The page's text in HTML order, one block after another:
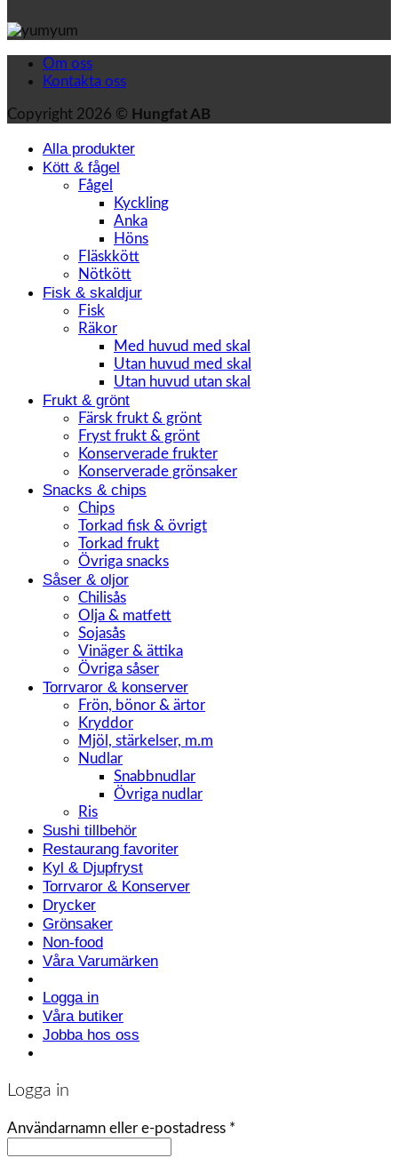
Om oss
Kontakta oss
Copyright 2026 © Hungfat AB
Alla produkter
Kött & fågel
Fågel
Kyckling
Anka
Höns
Fläskkött
Nötkött
Fisk & skaldjur
Fisk
Räkor
Med huvud med skal
Utan huvud med skal
Utan huvud utan skal
Frukt & grönt
Färsk frukt & grönt
Fryst frukt & grönt
Konserverade frukter
Konserverade grönsaker
Snacks & chips
Chips
Torkad fisk & övrigt
Torkad frukt
Övriga snacks
Såser & oljor
Chilisås
Olja & matfett
Sojasås
Vinäger & ättika
Övriga såser
Torrvaror & konserver
Frön, bönor & ärtor
Kryddor
Mjöl, stärkelser, m.m
Nudlar
Snabbnudlar
Övriga nudlar
Ris
Sushi tillbehör
Restaurang favoriter
Kyl & Djupfryst
Torrvaror & Konserver
Drycker
Grönsaker
Non-food
Våra Varumärken
Logga in
Våra butiker
Jobba hos oss
Logga in
Användarnamn eller e-postadress *